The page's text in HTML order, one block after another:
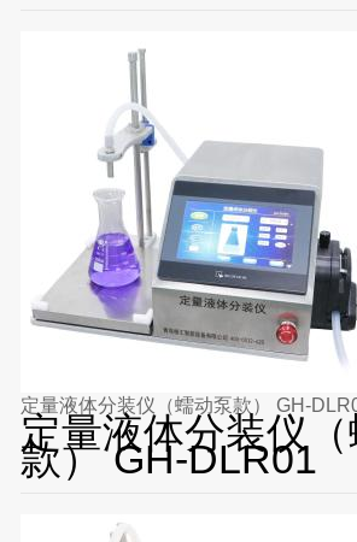
定量液体分装仪（蠕动泵款）
定量液体分装仪
款） GH-DLR01